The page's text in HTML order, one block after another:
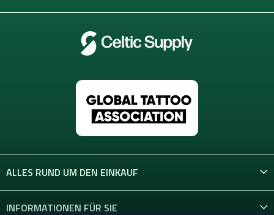
n
e
d
r
i
s
t
e
ALLES RUND UM DEN EINKAUF
INFORMATIONEN FÜR SIE